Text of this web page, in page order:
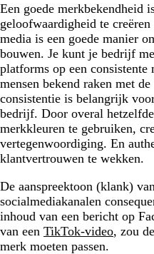
Een goede merkbekendheid
geloofwaardigheid te
media is een goede manier
bouwen. Je kunt je bedrijf
platforms op een consistente
mensen bekend raken met
consistentie is belangrijk
bedrijf. Door overal
merkkleuren te gebruiken,
vertegenwoordiging. En
klantvertrouwen te wekken.
De aanspreektoon (klank)
socialmediakanalen
inhoud van een bericht op
van een TikTok-video, zou
merk moeten passen.